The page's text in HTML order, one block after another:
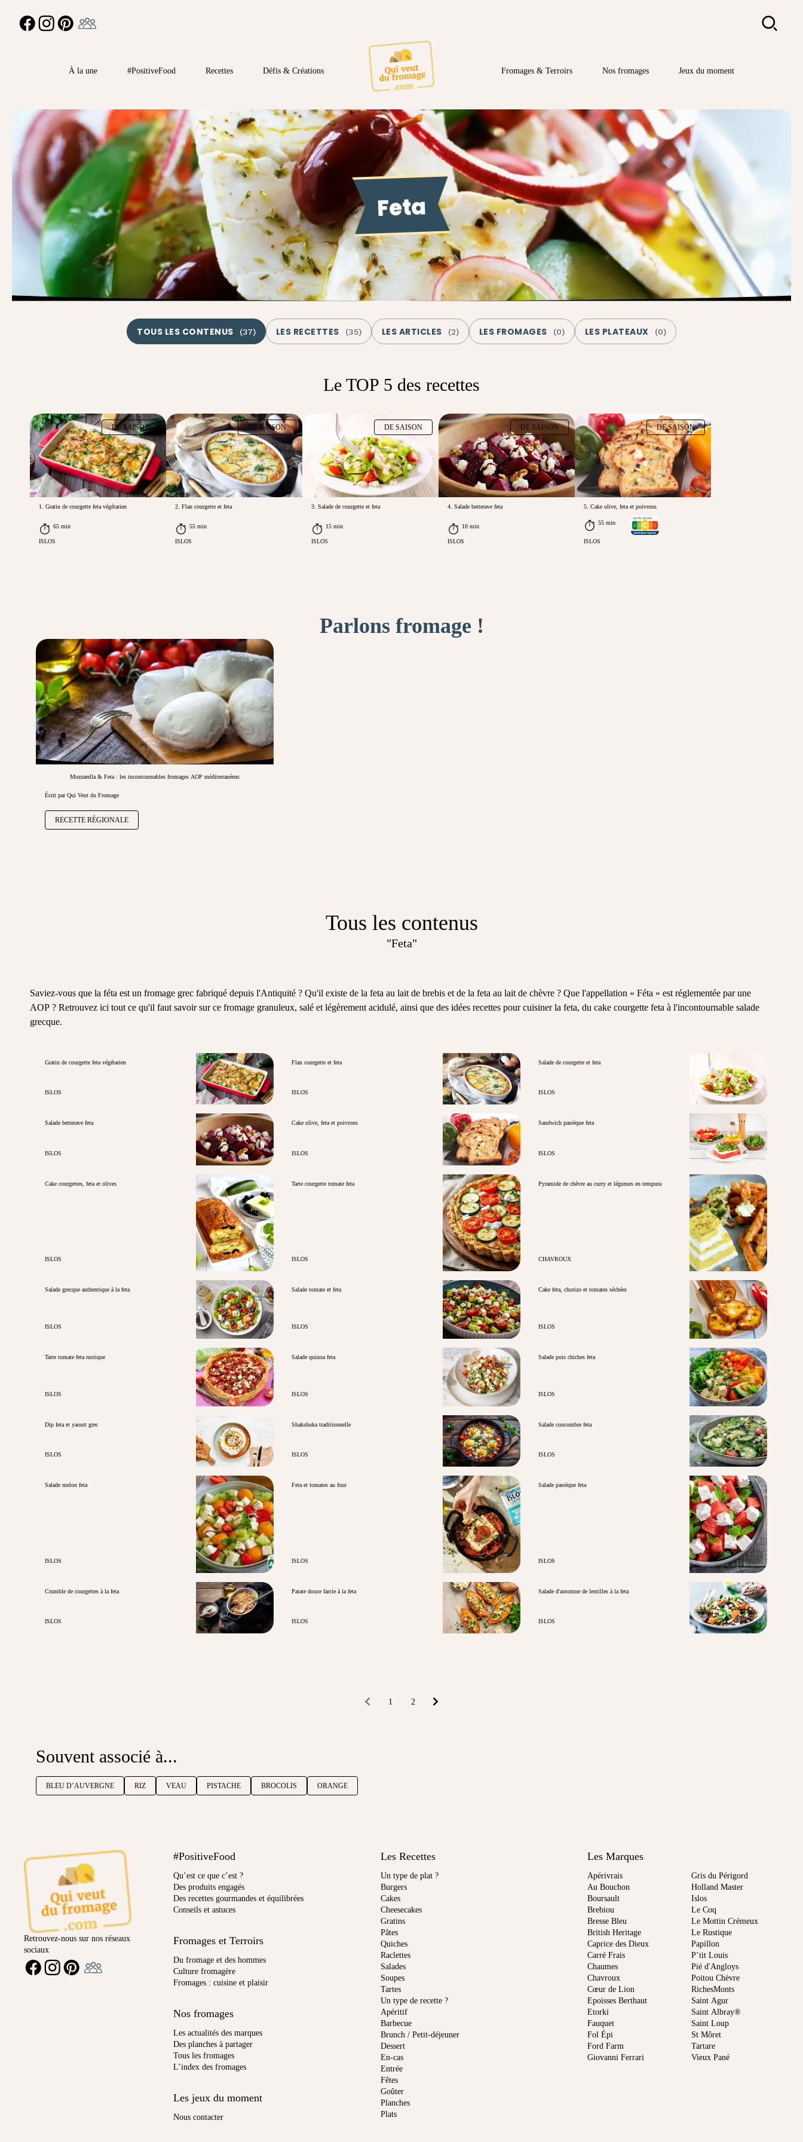
FACEBOOKINSTAGRAMPINTEREST Rechercher
À la une #PositiveFood Recettes Défis & Créations Fromages & Terroirs Nos fromages Jeux du moment
Feta
TOUS LES CONTENUS (37) LES RECETTES (35) LES ARTICLES (2) LES FROMAGES (0) LES PLATEAUX (0)
Le TOP 5 des recettes
DE SAISON
1. Gratin de courgette feta végétarien
65 min
ISLOS
DE SAISON
2. Flan courgette et feta
55 min
ISLOS
DE SAISON
3. Salade de courgette et feta
15 min
ISLOS
DE SAISON
4. Salade betterave feta
10 min
ISLOS
DE SAISON
5. Cake olive, feta et poivrons
55 min
ISLOS
Parlons fromage !
Mozzarella & Feta : les incontournables fromages AOP méditerranéens
Écrit par Qui Veut du Fromage
RECETTE RÉGIONALE
Tous les contenus
"Feta"
Saviez-vous que la féta est un fromage grec fabriqué depuis l'Antiquité ? Qu'il existe de la feta au lait de brebis et de la feta au lait de chèvre ? Que l'appellation « Féta » est réglementée par une
AOP ? Retrouvez ici tout ce qu'il faut savoir sur ce fromage granuleux, salé et légèrement acidulé, ainsi que des idées recettes pour cuisiner la feta, du cake courgette feta à l'incontournable salade
grecque.
Gratin de courgette feta végétarien
ISLOS
Flan courgette et feta
ISLOS
Salade de courgette et feta
ISLOS
Salade betterave feta
ISLOS
Cake olive, feta et poivrons
ISLOS
Sandwich pastèque feta
ISLOS
Cake courgettes, feta et olives
ISLOS
Tarte courgette tomate feta
ISLOS
Pyramide de chèvre au curry et légumes en tempura
CHAVROUX
Salade grecque authentique à la feta
ISLOS
Salade tomate et feta
ISLOS
Cake feta, chorizo et tomates séchées
ISLOS
Tarte tomate feta rustique
ISLOS
Salade quinoa feta
ISLOS
Salade pois chiches feta
ISLOS
Dip feta et yaourt grec
ISLOS
Shakshuka traditionnelle
ISLOS
Salade concombre feta
ISLOS
Salade melon feta
ISLOS
Feta et tomates au four
ISLOS
Salade pastèque feta
ISLOS
Crumble de courgettes à la feta
ISLOS
Patate douce farcie à la feta
ISLOS
Salade d'automne de lentilles à la feta
ISLOS
1 2
Souvent associé à...
BLEU D’AUVERGNE RIZ VEAU PISTACHE BROCOLIS ORANGE
Retrouvez-nous sur nos réseaux
sociaux
FACEBOOKINSTAGRAMPINTEREST
#PositiveFood
Qu’est ce que c’est ?
Des produits engagés
Des recettes gourmandes et équilibrées
Conseils et astuces
Fromages et Terroirs
Du fromage et des hommes
Culture fromagère
Fromages : cuisine et plaisir
Nos fromages
Les actualités des marques
Des planches à partager
Tous les fromages
L’index des fromages
Les jeux du moment
Nous contacter
Les Recettes
Un type de plat ?
Burgers
Cakes
Cheesecakes
Gratins
Pâtes
Quiches
Raclettes
Salades
Soupes
Tartes
Un type de recette ?
Apéritif
Barbecue
Brunch / Petit-déjeuner
Dessert
En-cas
Entrée
Fêtes
Goûter
Planches
Plats
Les Marques
Apérivrais
Au Bouchon
Boursault
Brebiou
Bresse Bleu
British Heritage
Caprice des Dieux
Carré Frais
Chaumes
Chavroux
Cœur de Lion
Epoisses Berthaut
Etorki
Fauquet
Fol Épi
Ford Farm
Giovanni Ferrari
Gris du Périgord
Holland Master
Islos
Le Coq
Le Mottin Crémeux
Le Rustique
Papillon
P’tit Louis
Pié d'Angloys
Poitou Chèvre
RichesMonts
Saint Agur
Saint Albray®
Saint Loup
St Môret
Tartare
Vieux Pané